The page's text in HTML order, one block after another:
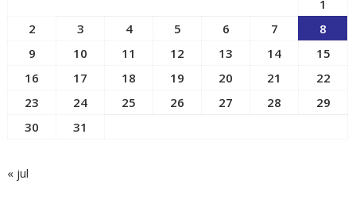
1
2
3 4 5 6 7
8
9
10 11 12 13 14
15
16
17 18 19 20 21
22
23
24 25 26 27 28
29
30
31
« jul